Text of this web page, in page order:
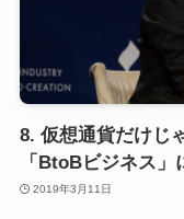
8. 仮想通貨だけじ
「BtoBビジネス
2019年3月11日